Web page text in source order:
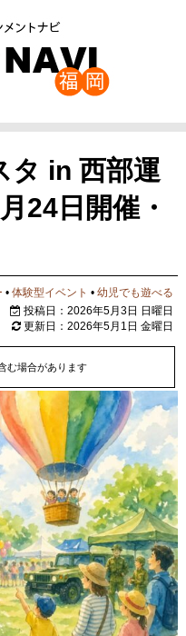
タ in 西部運
24日開催・
•体験型イベント •幼児でも遊べる
投稿日：2026年5月3日 日曜日
更新日：2026年5月1日 金曜日
む場合があります